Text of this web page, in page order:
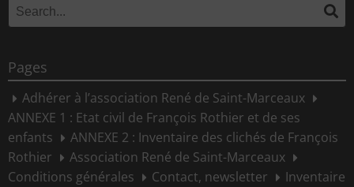
Search
for:
Pages
Adhérer à l’association René de Saint-Marceaux
ANNEXE 1 : Etat civil de François Rothier et de ses
enfants
ANNEXE 2 : Inventaire des clichés de François
Rothier
Association René de Saint-Marceaux
Conditions générales
Contact, newsletter
Inventaire